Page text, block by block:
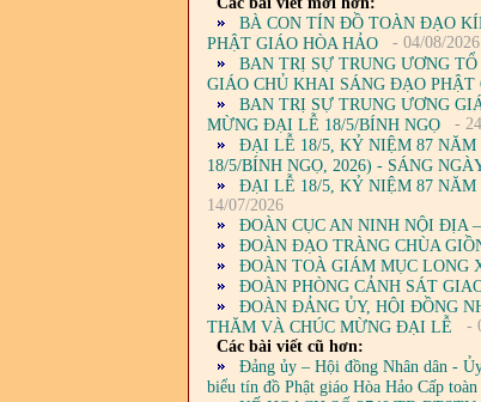
BÀ CON TÍN ĐỒ TOÀN ĐẠO
PHẬT GIÁO HÒA HẢO
- 04/08/2026
BAN TRỊ SỰ TRUNG ƯƠNG
GIÁO CHỦ KHAI SÁNG ĐẠO PHẬT
BAN TRỊ SỰ TRUNG ƯƠNG
MỪNG ĐẠI LỄ 18/5/BÍNH NGỌ
-
ĐẠI LỄ 18/5, KỶ NIỆM 87 NĂM
18/5/BÍNH NGỌ, 2026) - SÁNG
ĐẠI LỄ 18/5, KỶ NIỆM 87
14/07/2026
ĐOÀN CỤC AN NINH NỘI ĐỊA
ĐOÀN ĐẠO TRÀNG CHÙA
ĐOÀN TOÀ GIÁM MỤC LONG
ĐOÀN PHÒNG CẢNH SÁT
ĐOÀN ĐẢNG ỦY, HỘI ĐỒNG
THĂM VÀ CHÚC MỪNG ĐẠI LỄ
-
Các bài viết cũ hơn:
Đảng ủy – Hội đồng Nhân dân -
biểu tín đồ Phật giáo Hòa Hảo Cấp